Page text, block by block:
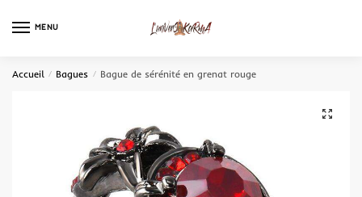
MENU
Accueil / Bagues / Bague de sérénité en grenat rouge
🔍